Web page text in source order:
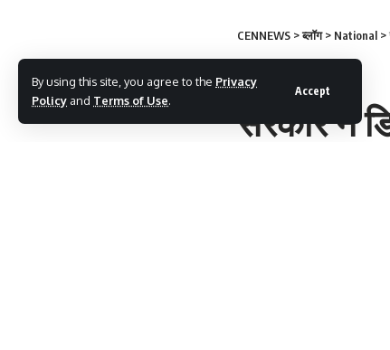
By using this site, you agree to the Privacy
Policy and Terms of Use.
Accept
CENNEWS >ब्लॉग> National >
सरकार ने